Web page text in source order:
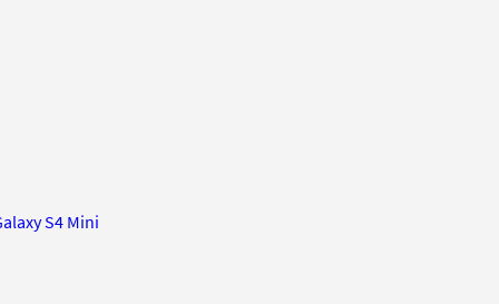
S4 Mini